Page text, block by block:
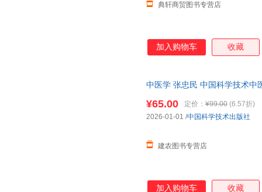
典轩商贸图书专营店
加入购物车 收藏
中医学 张忠民 中国科学技术中
¥65.00 定价： ¥99.00 (6.57折)
建农图书专营店
2026-01-01 /中国科学技术出版社
加入购物车 收藏